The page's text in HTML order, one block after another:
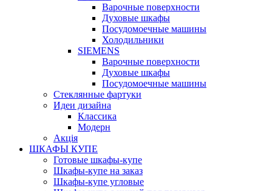
Варочные поверхности
Духовые шкафы
Посудомоечные машины
Холодильники
SIEMENS
Варочные поверхности
Духовые шкафы
Посудомоечные машины
Стеклянные фартуки
Идеи дизайна
Класcика
Модерн
Акція
ШКАФЫ КУПЕ
Готовые шкафы-купе
Шкафы-купе на заказ
Шкафы-купе угловые